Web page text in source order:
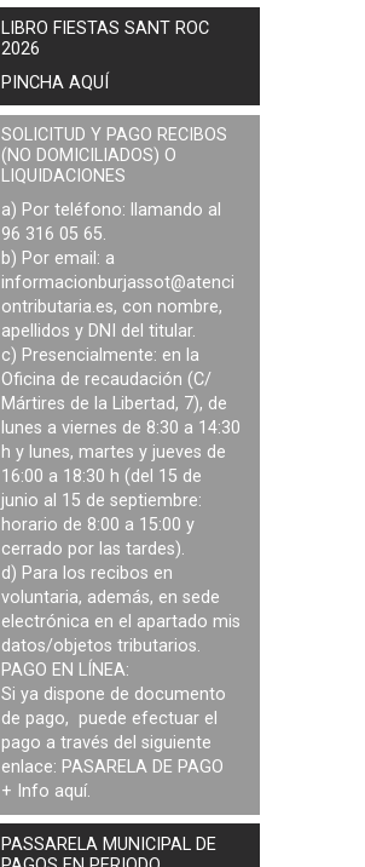
LIBRO FIESTAS SANT ROC
2026
PINCHA AQUÍ
SOLICITUD Y PAGO RECIBOS
(NO DOMICILIADOS) O
LIQUIDACIONES
a) Por teléfono: llamando al
96 316 05 65.
b) Por email: a
informacionburjassot@atenci
ontributaria.es, con nombre,
apellidos y DNI del titular.
c) Presencialmente: en la
Oficina de recaudación (C/
Mártires de la Libertad, 7), de
lunes a viernes de 8:30 a 14:30
h y lunes, martes y jueves de
16:00 a 18:30 h (del 15 de
junio al 15 de septiembre:
horario de 8:00 a 15:00 y
cerrado por las tardes).
d) Para los recibos en
voluntaria, además, en sede
electrónica en el apartado mis
datos/objetos tributarios.
PAGO EN LÍNEA:
Si ya dispone de documento
de pago, puede efectuar el
pago a través del siguiente
enlace: PASARELA DE PAGO
+ Info aquí.
PASSARELA MUNICIPAL DE